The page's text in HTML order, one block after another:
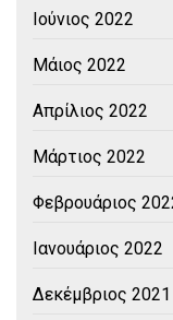
Ιούνιος 2022
Μάιος 2022
Απρίλιος 2022
Μάρτιος 2022
Φεβρουάριος
Ιανουάριος 2022
Δεκέμβριος 2021